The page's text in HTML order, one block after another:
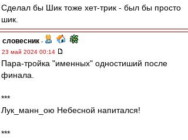
Сделал бы Шик тоже хет-трик - был бы просто
шик.
словесник -
23 май 2024 00:14
Пара-тройка "именных" одностиший после
финала.
***
Лук_манн_ою Небесной напитался!
***